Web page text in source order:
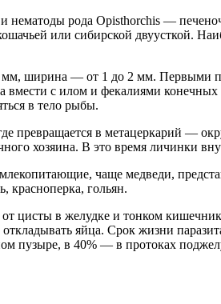
нематоды рода Opisthorchis ―
или сибирской двуусткой.
мм, ширина ― от 1 до 2 мм.
вмести с илом и фекалиями
в тело рыбы.
превращается в метацеркарий ―
хозяина. В это время личинки
чаще медведи,
красноперка, гольян.
цисты в желудке и тонком
яйца. Срок жизни
пузыре, в 40% ― в протоках